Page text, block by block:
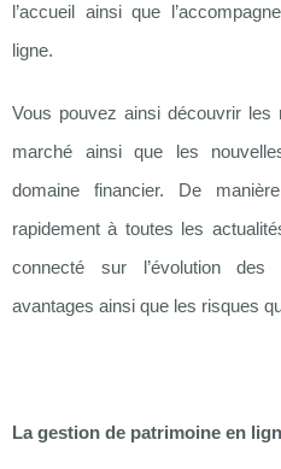
l’accueil ainsi que
ligne.
Vous pouvez ainsi découvrir les
marché ainsi que les
domaine financier. De
rapidement à toutes les
connecté sur l’évolution des
avantages ainsi que les risques
La gestion de patrimoine en